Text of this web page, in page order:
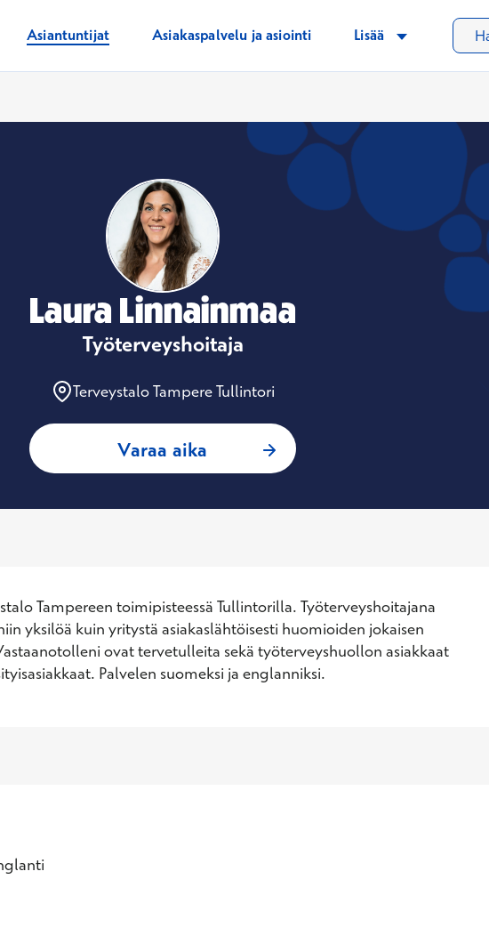
Asiantuntijat Asiakaspalvelu ja asiointi Lisää
Laura Linnainmaa
Työterveyshoitaja
Terveystalo Tampere Tullintori
Varaa aika : Laura Linnainmaa,
Tampereen toimipisteessä Tullintorilla. Työterveyshoitajana
yksilöä kuin yritystä asiakaslähtöisesti huomioiden jokaisen
ovat tervetulleita sekä työterveyshuollon asiakkaat
Palvelen suomeksi ja englanniksi.